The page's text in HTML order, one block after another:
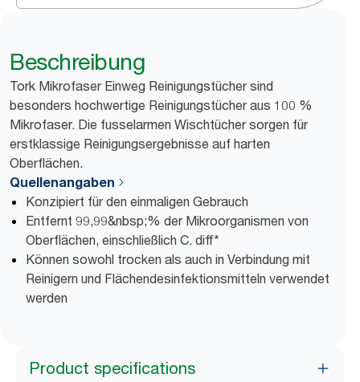
Beschreibung
Tork Mikrofaser Einweg Reinigungstücher sind
besonders hochwertige Reinigungstücher aus 100 %
Mikrofaser. Die fusselarmen Wischtücher sorgen für
erstklassige Reinigungsergebnisse auf harten
Oberflächen.
Quellenangaben
Konzipiert für den einmaligen Gebrauch
Entfernt 99,99&nbsp;% der Mikroorganismen von
Oberflächen, einschließlich C. diff*
Können sowohl trocken als auch in Verbindung mit
Reinigern und Flächendesinfektionsmitteln verwendet
werden
Product specifications